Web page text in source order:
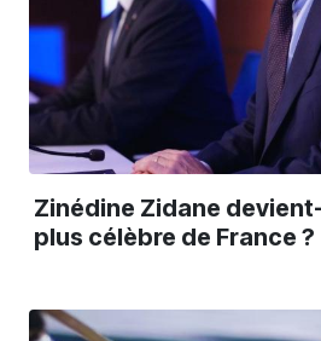
Zinédine Zidane
plus célèbre de France ?